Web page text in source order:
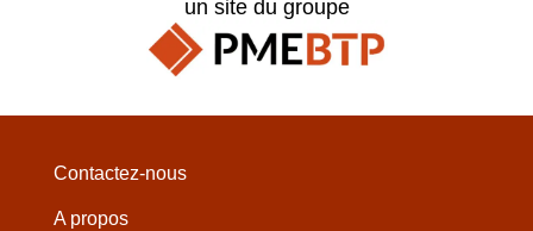
un site du groupe
Contactez-nous
A propos